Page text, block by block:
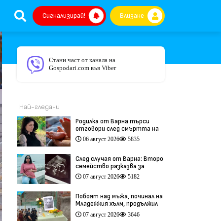
Сигнализирай! Влизане
Стани част от канала на
Gospodari.com във Viber
Най-гледани
Родилка от Варна търси
отговори след смъртта на
бебето ѝ дни преди секцио
(видео)
06 август 2026 5835
След случая от Варна: Второ
семейство разказва за
трагедия след бременност
при същия лекар (видео)
07 август 2026 5182
Побоят над мъжа, починал на
Младежкия хълм, продължил
повече от час (видео)
07 август 2026 3646